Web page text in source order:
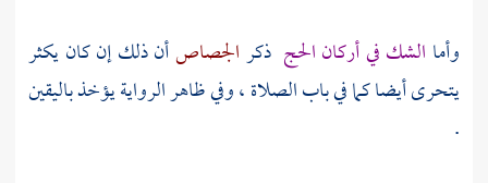
وأما الشك في أركان الحج ذكرالجصاصأن ذلك إن كان يكثر
يتحرى أيضا كما في باب الصلاة ، وفي ظاهر الرواية يؤخذ باليقين
.